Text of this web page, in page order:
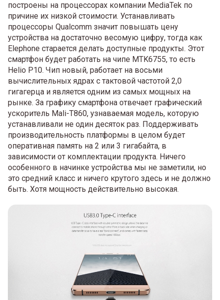
построены на процессорах компании MediaTek по
причине их низкой стоимости. Устанавливать
процессоры Qualcomm значит повышать цену
устройства на достаточно весомую цифру, тогда как
Elephone старается делать доступные продукты. Этот
смартфон будет работать на чипе MTK6755, то есть
Helio P10. Чип новый, работает на восьми
вычислительных ядрах с тактовой частотой 2,0
гигагерца и является одним из самых мощных на
рынке. За графику смартфона отвечает графический
ускоритель Mali-T860, узнаваемая модель, которую
устанавливали не один десяток раз. Поддерживать
производительность платформы в целом будет
оперативная память на 2 или 3 гигабайта, в
зависимости от комплектации продукта. Ничего
особенного в начинке устройства мы не заметили, но
это средний класс и ничего крутого здесь и не должно
быть. Хотя мощность действительно высокая.